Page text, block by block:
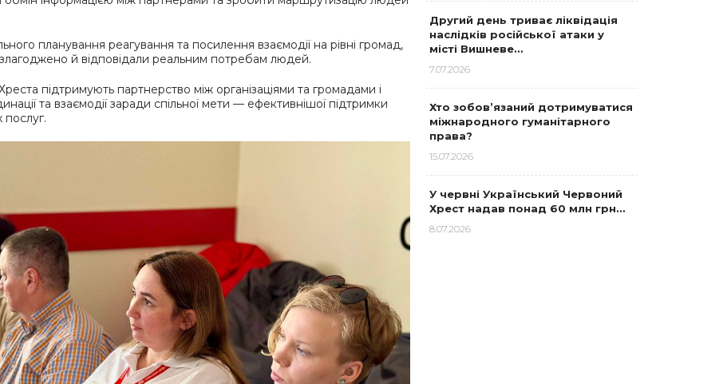
планування реагування та посилення взаємодії на рівні громад,
злагоджено й відповідали реальним потребам людей.
підтримують партнерство між організаціями та громадами і
та взаємодії заради спільної мети — ефективнішої підтримки
послуг.
Другий день триває ліквідація
наслідків російської атаки у
місті Вишневе…
7.07.2026
Хто зобов’язаний дотримуватися
міжнародного гуманітарного
права?
15.07.2026
У червні Український Червоний
Хрест надав понад 60 млн грн…
8.07.2026